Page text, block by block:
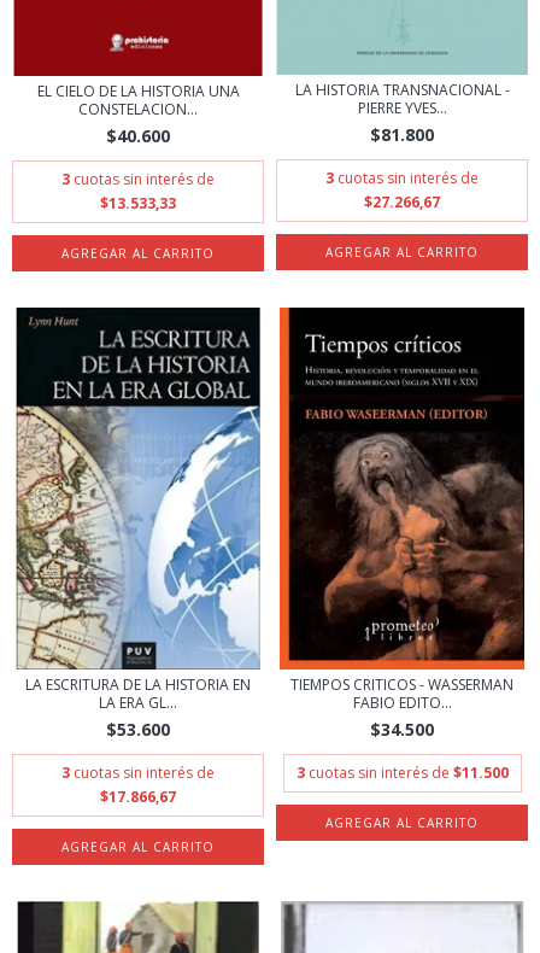
EL CIELO DE LA HISTORIA UNA
CONSTELACION...
$40.600
3 cuotas sin interés de
$13.533,33
LA HISTORIA TRANSNACIONAL -
PIERRE YVES...
$81.800
3 cuotas sin interés de
$27.266,67
LA ESCRITURA DE LA HISTORIA EN
LA ERA GL...
$53.600
3 cuotas sin interés de
$17.866,67
TIEMPOS CRITICOS - WASSERMAN
FABIO EDITO...
$34.500
3 cuotas sin interés de $11.500